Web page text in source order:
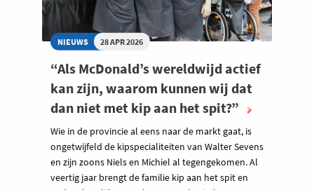
NIEUWS 28 APR 2026
“Als McDonald’s wereldwijd actief
kan zijn, waarom kunnen wij dat
dan niet met kip aan het spit?”
Wie in de provincie al eens naar de markt gaat, is
ongetwijfeld de kipspecialiteiten van Walter Sevens
en zijn zoons Niels en Michiel al tegengekomen. Al
veertig jaar brengt de familie kip aan het spit en